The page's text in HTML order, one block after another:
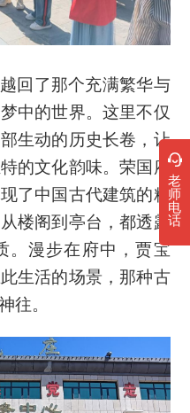
回了那个充满繁华与
中的世界。这里不仅
生动的历史长卷，让
的文化韵味。荣国府
了中国古代建筑的精
楼阁到亭台，都透露
。漫步在府中，贾宝
生活的场景，那种古
往。
老
师
电
话